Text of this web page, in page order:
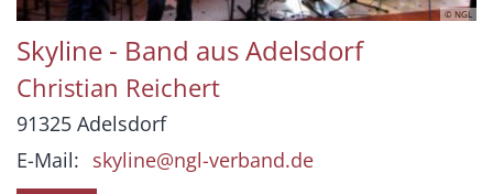
© NGL
Skyline - Band aus Adelsdorf
Christian Reichert
91325 Adelsdorf
E-Mail: skyline@ngl-verband.de